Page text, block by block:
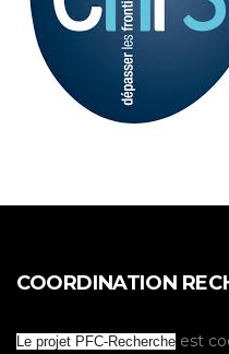
COORDINATION
Le projet PFC-Recherche est